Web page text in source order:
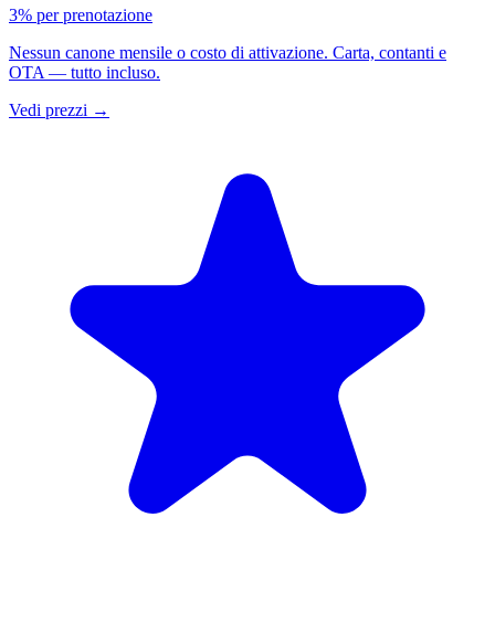
3% per prenotazione
Nessun canone mensile o costo di attivazione. Carta, contanti e
OTA — tutto incluso.
Vedi prezzi →